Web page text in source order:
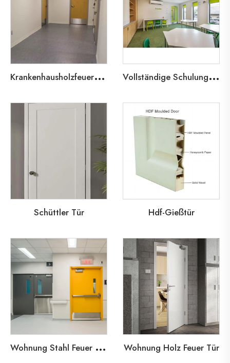
K
rankenhausholzfeuer Tür V
ollständige Schulungs- und Türlösungen
Schüttler Tür Hdf-Gießtür
W
ohnung Stahl Feuer Tür Wohnung Holz Feuer Tür